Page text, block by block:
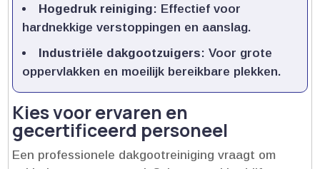
Hogedruk reiniging: Effectief voor
hardnekkige verstoppingen en aanslag.​
Industriële dakgootzuigers: Voor grote
oppervlakken en moeilijk bereikbare plekken.​
Kies voor ervaren en
gecertificeerd personeel
Een professionele dakgootreiniging vraagt om